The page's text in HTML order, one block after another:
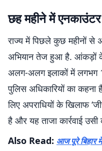
​छह महीने में
राज्य में पिछले कुछ महीनों से
अभियान तेज हुआ है. आंकड़ों
अलग-अलग इलाकों में लगभग
पुलिस अधिकारियों का
लिए अपराधियों के खिलाफ
है और यह ताजा कार्रवाई
Also Read: आज पूरे बिहार